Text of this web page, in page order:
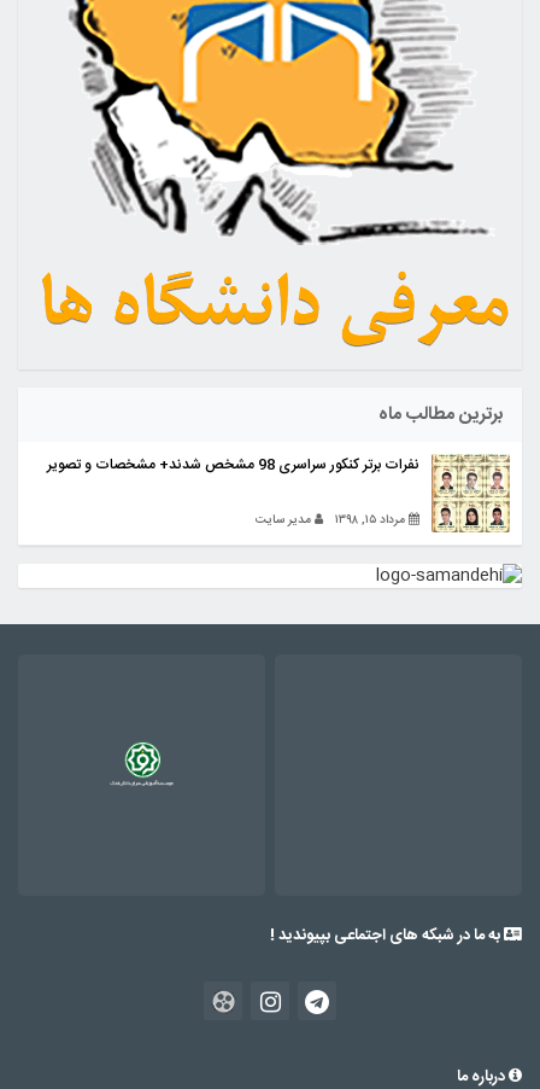
برترین مطالب ماه
نفرات برتر کنکور سراسری 98 مشخص شدند+ مشخصات و تصویر
مرداد ۱۵, ۱۳۹۸ مدیر سایت
به ما در شبکه های اجتماعی بپیوندید !
درباره ما